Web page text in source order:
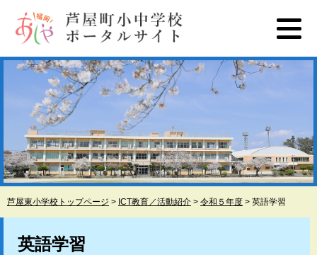
先を
文
へ
芦屋東小学校トップページ > ICT教育／活動紹介 > 令和５年度 > 英語学習
英語学習